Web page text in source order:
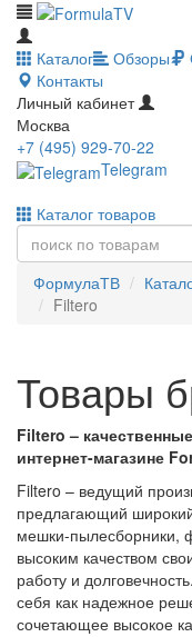
Каталог Обзоры
Контакты
Личный кабинет
Москва
+7 (495) 929-70-22
Telegram
Каталог товаров
ФормулаТВ
Filtero
Товары
Filtero –
интернет-магазине
Filtero – ведущий
предлагающий
мешки-пылесборники,
высоким качеством
работу и
себя как надежное
сочетающее высокое